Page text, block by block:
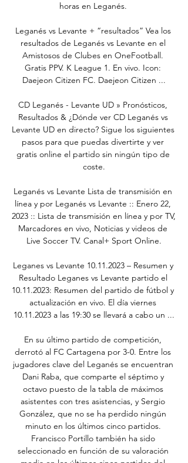
horas en Leganés.
Leganés vs Levante + “resultados” Vea los
resultados de Leganés vs Levante en el
Amistosos de Clubes en OneFootball.
Gratis PPV. K League 1. En vivo. Icon:
Daejeon Citizen FC. Daejeon Citizen ...
CD Leganés - Levante UD » Pronósticos,
Resultados & ¿Dónde ver CD Leganés vs
Levante UD en directo? Sigue los siguientes
pasos para que puedas divertirte y ver
gratis online el partido sin ningún tipo de
coste.
Leganés vs Levante Lista de transmisión en
línea y por Leganés vs Levante :: Enero 22,
2023 :: Lista de transmisión en línea y por TV,
Marcadores en vivo, Noticias y videos de
Live Soccer TV. Canal+ Sport Online.
Leganes vs Levante 10.11.2023 – Resumen y
Resultado Leganes vs Levante partido el
10.11.2023: Resumen del partido de fútbol y
actualización en vivo. El día viernes
10.11.2023 a las 19:30 se llevará a cabo un ...
En su último partido de competición,
derrotó al FC Cartagena por 3-0. Entre los
jugadores clave del Leganés se encuentran
Dani Raba, que comparte el séptimo y
octavo puesto de la tabla de máximos
asistentes con tres asistencias, y Sergio
González, que no se ha perdido ningún
minuto en los últimos cinco partidos.
Francisco Portillo también ha sido
seleccionado en función de su valoración